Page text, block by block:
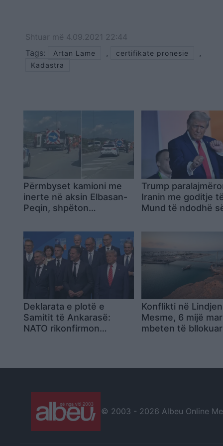
Shtuar më 4.09.2021 22:44
Tags:
Artan Lame , certifikate pronesie ,
Kadastra
Përmbyset kamioni me
inerte në aksin Elbasan-
Peqin, shpëton
vështirësohet trafiku
Trump
Iranin me goditje
Mund të ndodhë
kundërpërgjigjet:
Deklarata e plotë e
Samitit të Ankarasë:
NATO rikonfirmon
Konflikti në
Mesme, 6 mijë
mbeten të
© 2003 - 2026 Albeu Online